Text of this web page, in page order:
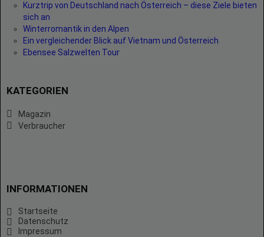
Kurztrip von Deutschland nach Österreich – diese Ziele bieten
sich an
Winterromantik in den Alpen
Ein vergleichender Blick auf Vietnam und Österreich
Ebensee Salzwelten Tour
KATEGORIEN
Magazin
Verbraucher
INFORMATIONEN
Startseite
Datenschutz
Impressum